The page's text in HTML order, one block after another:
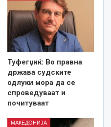
Туфегџиќ: Во правна
држава судските
одлуки мора да се
спроведуваат и
почитуваат
МАКЕДОНИЈА